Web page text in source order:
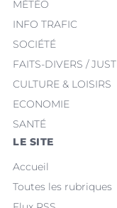
MÉTÉO
INFO TRAFIC
SOCIÉTÉ
FAITS-DIVERS /
CULTURE & LOISIRS
ECONOMIE
SANTÉ
LE SITE
Accueil
Toutes les rubriques